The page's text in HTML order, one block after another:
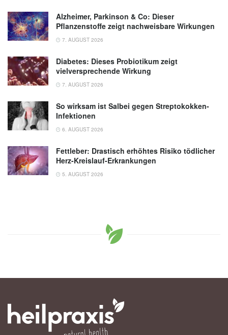
Alzheimer, Parkinson & Co: Dieser
Pflanzenstoffe zeigt nachweisbare Wirkungen
7. AUGUST 2026
Diabetes: Dieses Probiotikum zeigt
vielversprechende Wirkung
7. AUGUST 2026
So wirksam ist Salbei gegen Streptokokken-
Infektionen
6. AUGUST 2026
Fettleber: Drastisch erhöhtes Risiko tödlicher
Herz-Kreislauf-Erkrankungen
5. AUGUST 2026